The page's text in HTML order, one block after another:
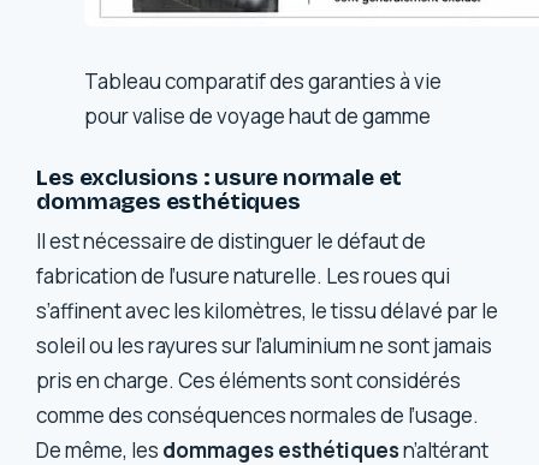
Tableau comparatif des garanties à vie
pour valise de voyage haut de gamme
Les exclusions : usure normale et
dommages esthétiques
Il est nécessaire de distinguer le défaut de
fabrication de l’usure naturelle. Les roues qui
s’affinent avec les kilomètres, le tissu délavé par le
soleil ou les rayures sur l’aluminium ne sont jamais
pris en charge. Ces éléments sont considérés
comme des conséquences normales de l’usage.
De même, les dommages esthétiquesn’altérant